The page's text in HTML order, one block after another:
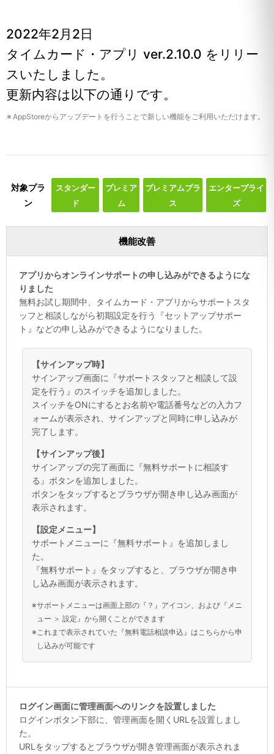
2022年2月2日
タイムカード・アプリ ver.2.10.0 をリリー
スいたしました。
更新内容は以下の通りです。
※ AppStoreからアップデートを行うことで新しい機能をご利用いただけます。
対象プラ
ン
スタンダー
ド
プレミア
ム
プレミアムプラ
ス
エンタープライ
ズ
機能改善
アプリからオンラインサポートの申し込みができるようにな
りました
無料お試し期間中、タイムカード・アプリからサポートスタ
ッフと相談しながら初期設定を行う『セットアップサポー
ト』などの申し込みができるようになりました。
【サインアップ時】
サインアップ画面に『サポートスタッフと相談して設
定を行う』のスイッチを追加しました。
スイッチをONにするとお名前や電話番号などの入力フ
ォームが表示され、サインアップと同時に申し込みが
完了します。
【サインアップ後】
サインアップの完了画面に『無料サポートに相談す
る』ボタンを追加しました。
ボタンをタップするとブラウザが開き申し込み画面が
表示されます。
【設定メニュー】
サポートメニューに『無料サポート』を追加しまし
た。
『無料サポート』をタップすると、ブラウザが開き申
し込み画面が表示されます。
※サポートメニューは画面上部の『？』アイコン、および『メニ
ュー ＞ 設定』から開くことができます
※これまで表示されていた『無料電話相談申込』はこちらから申
し込みが可能です
ログイン画面に管理画面へのリンクを設置しました
ログインボタン下部に、管理画面を開くURLを設置しまし
た。
URLをタップするとブラウザが開き管理画面が表示されま